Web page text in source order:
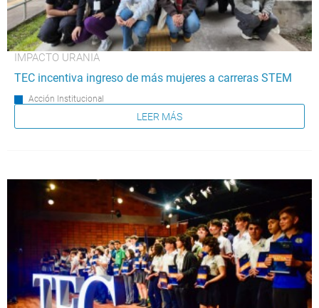
IMPACTO URANIA
TEC incentiva ingreso de más mujeres a carreras STEM
Acción Institucional
LEER MÁS